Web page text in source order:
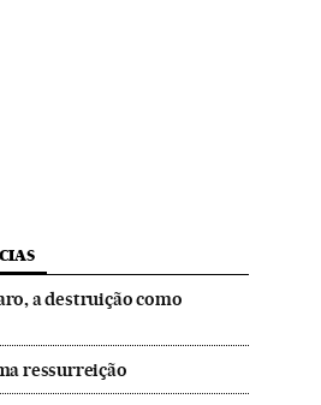
a destruição como
ressurreição